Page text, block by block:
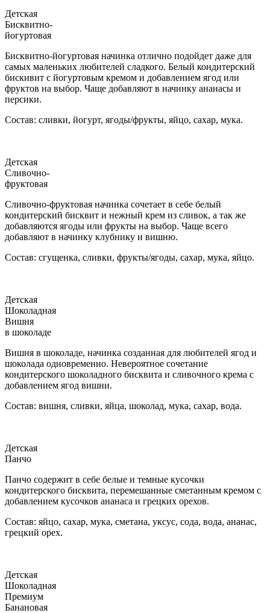
Детская
Бисквитно-
йогуртовая
Бисквитно-йогуртовая начинка отлично подойдет даже для
самых маленьких любителей сладкого. Белый кондитерский
бискивит с йогуртовым кремом и добавлением ягод или
фруктов на выбор. Чаще добавляют в начинку ананасы и
персики.
Состав: сливки, йогурт, ягоды/фрукты, яйцо, сахар, мука.
Детская
Сливочно-
фруктовая
Сливочно-фруктовая начинка сочетает в себе белый
кондитерский бисквит и нежный крем из сливок, а так же
добавляются ягоды или фрукты на выбор. Чаще всего
добавляют в начинку клубнику и вишню.
Состав: сгущенка, сливки, фрукты/ягоды, сахар, мука, яйцо.
Детская
Шоколадная
Вишня
в шоколаде
Вишня в шоколаде, начинка созданная для любителей ягод и
шоколада одновременно. Невероятное сочетание
кондитерского шоколадного бисквита и сливочного крема с
добавлением ягод вишни.
Состав: вишня, сливки, яйца, шоколад, мука, сахар, вода.
Детская
Панчо
Панчо содержит в себе белые и темные кусочки
кондитерского бисквита, перемешанные сметанным кремом с
добавлением кусочков ананаса и грецких орехов.
Состав: яйцо, сахар, мука, сметана, уксус, сода, вода, ананас,
грецкий орех.
Детская
Шоколадная
Премиум
Банановая